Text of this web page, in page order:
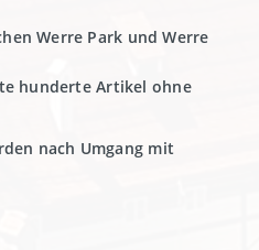
Werre Park und Werre
hunderte Artikel ohne
nach Umgang mit